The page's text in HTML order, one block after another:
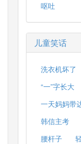
呕吐
儿童笑话
洗衣机坏了
“一”字长大
一天妈妈带
韩信主考
腰杆子